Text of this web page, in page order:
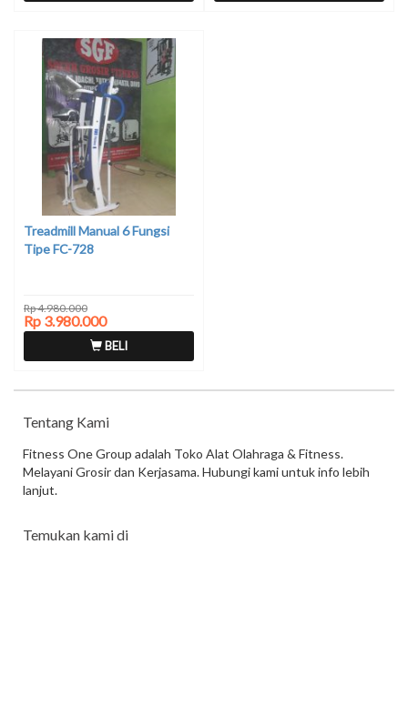
Treadmill Manual 6 Fungsi
Tipe FC-728
Rp 4.980.000
Rp 3.980.000
BELI
Tentang Kami
Fitness One Group adalah Toko Alat Olahraga & Fitness.
Melayani Grosir dan Kerjasama. Hubungi kami untuk info lebih
lanjut.
Temukan kami di